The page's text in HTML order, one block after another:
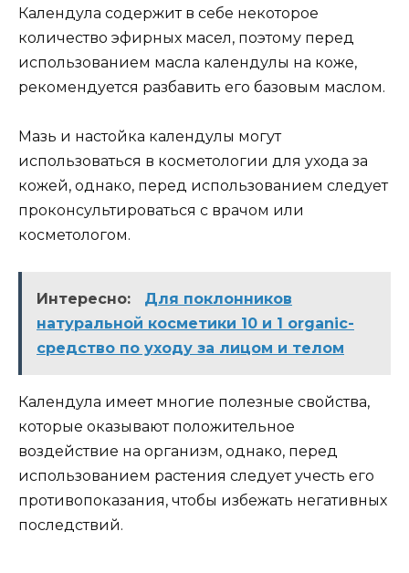
Календула содержит в себе некоторое
количество эфирных масел, поэтому перед
использованием масла календулы на коже,
рекомендуется разбавить его базовым маслом.
Мазь и настойка календулы могут
использоваться в косметологии для ухода за
кожей, однако, перед использованием следует
проконсультироваться с врачом или
косметологом.
Интересно:
Для поклонников
натуральной косметики 10 и 1 organic-
средство по уходу за лицом и телом
Календула имеет многие полезные свойства,
которые оказывают положительное
воздействие на организм, однако, перед
использованием растения следует учесть его
противопоказания, чтобы избежать негативных
последствий.